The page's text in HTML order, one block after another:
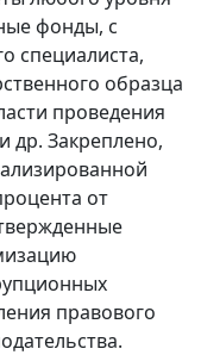
фонды, с
специалиста,
образца
проведения
др. Закреплено,
от
правового